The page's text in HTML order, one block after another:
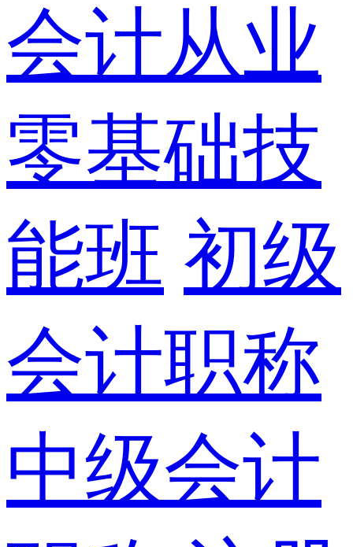
会计从业
零基础技
能班 初级
会计职称
中级会计